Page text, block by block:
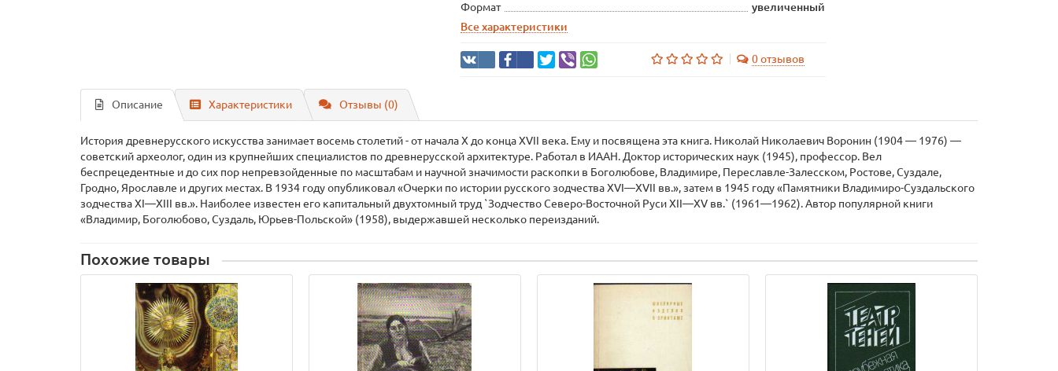
Формат
увеличенный
Все характеристики
0 отзывов
Описание Характеристики Отзывы (0)
История древнерусского искусства занимает восемь столетий - от начала X до конца XVII века. Ему и посвящена эта книга. Николай Николаевич Воронин (1904 — 1976) —
советский археолог, один из крупнейших специалистов по древнерусской архитектуре. Работал в ИААН. Доктор исторических наук (1945), профессор. Вел
беспрецедентные и до сих пор непревзойденные по масштабам и научной значимости раскопки в Боголюбове, Владимире, Переславле-Залесском, Ростове, Суздале,
Гродно, Ярославле и других местах. В 1934 году опубликовал «Очерки по истории русского зодчества XVI—XVII вв.», затем в 1945 году «Памятники Владимиро-Суздальского
зодчества XI—XIII вв.». Наиболее известен его капитальный двухтомный труд `Зодчество Северо-Восточной Руси XII—XV вв.` (1961—1962). Автор популярной книги
«Владимир, Боголюбово, Суздаль, Юрьев-Польской» (1958), выдержавшей несколько переизданий.
Похожие товары